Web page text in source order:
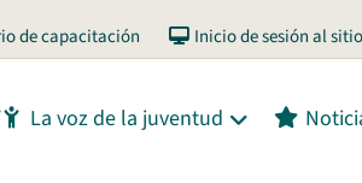
de capacitación Inicio de sesión al
La voz de la juventud